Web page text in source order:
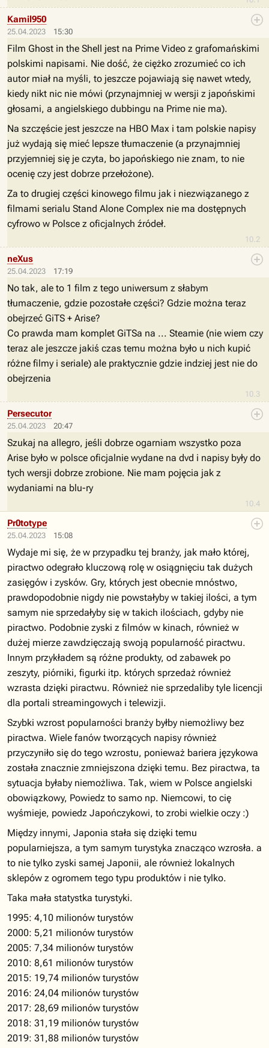
25.04.2023 15:30
10.2
Kamil950
Film Ghost in the Shell jest na Prime Video z grafomańskimi
polskimi napisami. Nie dość, że ciężko zrozumieć co ich
autor miał na myśli, to jeszcze pojawiają się nawet wtedy,
kiedy nikt nic nie mówi (przynajmniej w wersji z japońskimi
głosami, a angielskiego dubbingu na Prime nie ma).
Na szczęście jest jeszcze na HBO Max i tam polskie napisy
już wydają się mieć lepsze tłumaczenie (a przynajmniej
przyjemniej się je czyta, bo japońskiego nie znam, to nie
ocenię czy jest dobrze przełożone).
Za to drugiej części kinowego filmu jak i niezwiązanego z
filmami serialu Stand Alone Complex nie ma dostępnych
cyfrowo w Polsce z oficjalnych źródeł.
25.04.2023 17:19
10.3
neXus
No tak, ale to 1 film z tego uniwersum z słabym
tłumaczenie, gdzie pozostałe części? Gdzie można teraz
obejrzeć GiTS + Arise?
Co prawda mam komplet GiTSa na ... Steamie (nie wiem czy
teraz ale jeszcze jakiś czas temu można było u nich kupić
różne filmy i seriale) ale praktycznie gdzie indziej jest nie do
obejrzenia
25.04.2023 20:47
10.4
Persecutor
Szukaj na allegro, jeśli dobrze ogarniam wszystko poza
Arise było w polsce oficjalnie wydane na dvd i napisy były do
tych wersji dobrze zrobione. Nie mam pojęcia jak z
wydaniami na blu-ry
25.04.2023 15:08
Pr0totype
Wydaje mi się, że w przypadku tej branży, jak mało której,
piractwo odegrało kluczową rolę w osiągnięciu tak dużych
zasięgów i zysków. Gry, których jest obecnie mnóstwo,
prawdopodobnie nigdy nie powstałyby w takiej ilości, a tym
samym nie sprzedałyby się w takich ilościach, gdyby nie
piractwo. Podobnie zyski z filmów w kinach, również w
dużej mierze zawdzięczają swoją popularność piractwu.
Innym przykładem są różne produkty, od zabawek po
zeszyty, piórniki, figurki itp. których sprzedaż również
wzrasta dzięki piractwu. Również nie sprzedaliby tyle licencji
dla portali streamingowych i telewizji.
Szybki wzrost popularności branży byłby niemożliwy bez
piractwa. Wiele fanów tworzących napisy również
przyczyniło się do tego wzrostu, ponieważ bariera językowa
została znacznie zmniejszona dzięki temu. Bez piractwa, ta
sytuacja byłaby niemożliwa. Tak, wiem w Polsce angielski
obowiązkowy, Powiedz to samo np. Niemcowi, to cię
wyśmieje, powiedz Japończykowi, to zrobi wielkie oczy :)
Między innymi, Japonia stała się dzięki temu
popularniejsza, a tym samym turystyka znacząco wzrosła. a
to nie tylko zyski samej Japonii, ale również lokalnych
sklepów z ogromem tego typu produktów i nie tylko.
Taka mała statystka turystyki.
1995: 4,10 milionów turystów
2000: 5,21 milionów turystów
2005: 7,34 milionów turystów
2010: 8,61 milionów turystów
2015: 19,74 milionów turystów
2016: 24,04 milionów turystów
2017: 28,69 milionów turystów
2018: 31,19 milionów turystów
2019: 31,88 milionów turystów